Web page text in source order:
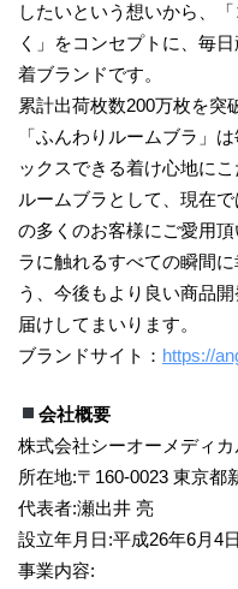
したいという想いから、
く」をコンセプトに、毎
着ブランドです。
累計出荷枚数200万枚を突
「ふんわりルームブラ」
ックスできる着け心地に
ルームブラとして、現在
の多くのお客様にご愛用
ラに触れるすべての瞬間
う、今後もより良い商品
届けしてまいります。
ブランドサイト： https://
会社概要
株式会社シーオーメディカ
所在地:〒160-0023 東京都
代表者:瀬出井 亮
設立年月日:平成26年6月4日
事業内容: